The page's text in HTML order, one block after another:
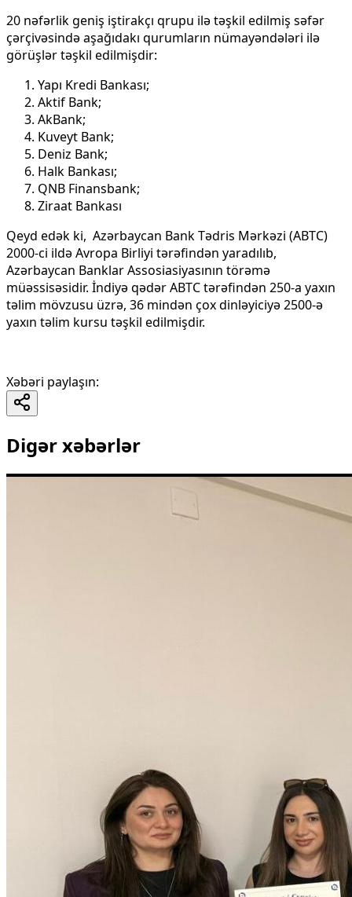
20 nəfərlik geniş iştirakçı qrupu ilə təşkil edilmiş səfər
çərçivəsində aşağıdakı qurumların nümayəndələri ilə
görüşlər təşkil edilmişdir:
Yapı Kredi Bankası;
Aktif Bank;
AkBank;
Kuveyt Bank;
Deniz Bank;
Halk Bankası;
QNB Finansbank;
Ziraat Bankası
Qeyd edək ki, Azərbaycan Bank Tədris Mərkəzi (ABTC)
2000-ci ildə Avropa Birliyi tərəfindən yaradılıb,
Azərbaycan Banklar Assosiasiyasının törəmə
müəssisəsidir. İndiyə qədər ABTC tərəfindən 250-a yaxın
təlim mövzusu üzrə, 36 mindən çox dinləyiciyə 2500-ə
yaxın təlim kursu təşkil edilmişdir.
Xəbəri paylaşın:
Digər xəbərlər